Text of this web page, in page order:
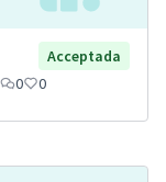
Acceptada
0 0